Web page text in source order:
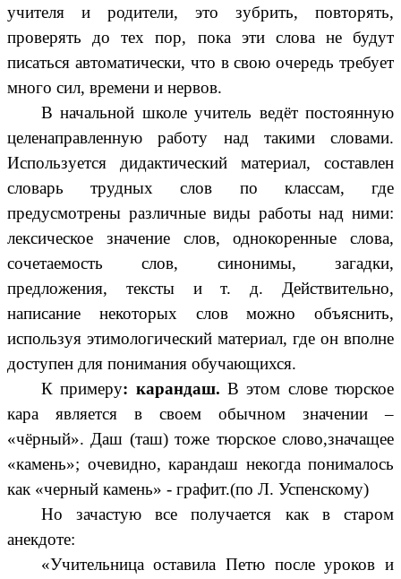
учителя и родители, это зубрить, повторять,
проверять до тех пор, пока эти слова не будут
писаться автоматически, что в свою очередь требует
много сил, времени и нервов.
В начальной школе учитель ведёт постоянную
целенаправленную работу над такими словами.
Используется дидактический материал, составлен
словарь трудных слов по классам, где
предусмотрены различные виды работы над ними:
лексическое значение слов, однокоренные слова,
сочетаемость слов, синонимы, загадки,
предложения, тексты и т. д. Действительно,
написание некоторых слов можно объяснить,
используя этимологический материал, где он вполне
доступен для понимания обучающихся.
К примеру: карандаш. В этом слове тюрское
кара является в своем обычном значении –
«чёрный». Даш (таш) тоже тюрское слово,значащее
«камень»; очевидно, карандаш некогда понималось
как «черный камень» - графит.(по Л. Успенскому)
Но зачастую все получается как в старом
анекдоте:
«Учительница оставила Петю после уроков и